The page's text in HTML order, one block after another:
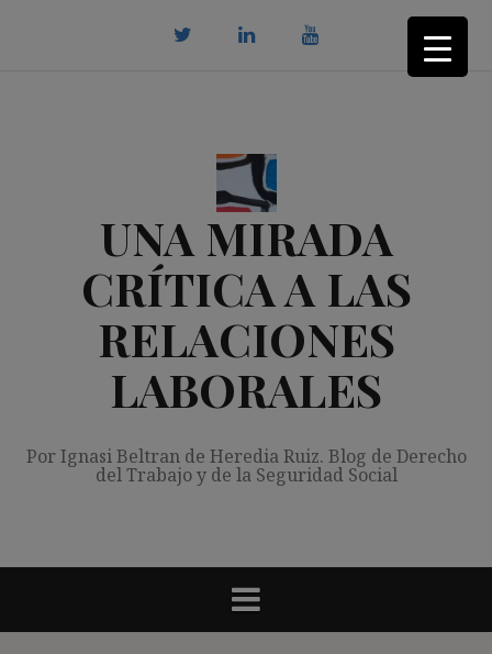
UNA MIRADA
CRÍTICA A LAS
RELACIONES
LABORALES
Por Ignasi Beltran de Heredia Ruiz. Blog de Derecho
del Trabajo y de la Seguridad Social